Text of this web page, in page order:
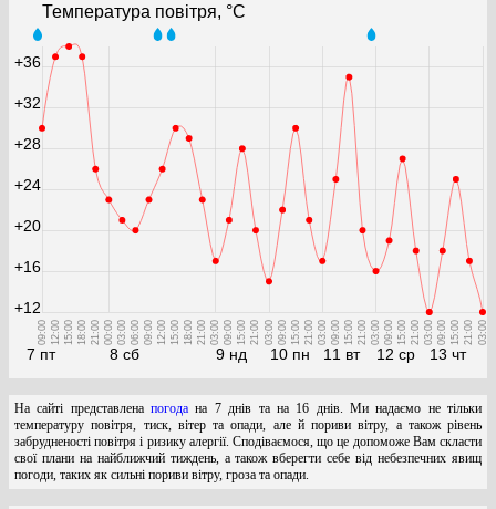
Температура повітря, °С
7 пт
09:00 12:00 15:00 18:00 21:00
8 сб
00:00 03:00 06:00 09:00 12:00 15:00 18:00 21:00
9 нд
03:00 09:00 15:00 21:00
10 пн
03:00 09:00 15:00 21:00
11 вт
03:00 09:00 15:00 21:00
12 ср
03:00 09:00 15:00 21:00
13 чт
03:00 09:00 15:00 21:00 03:00
+12
+16
+20
+24
+28
+32
+36
На сайті представленапогода на 7 днів та на 16 днів. Ми надаємо не тільки
температуру повітря, тиск, вітер та опади, але й пориви вітру, а також рівень
забрудненості повітря і ризику алергії. Сподіваємося, що це допоможе Вам скласти
свої плани на найближчий тиждень, а також вберегти себе від небезпечних явищ
погоди, таких як сильні пориви вітру, гроза та опади.